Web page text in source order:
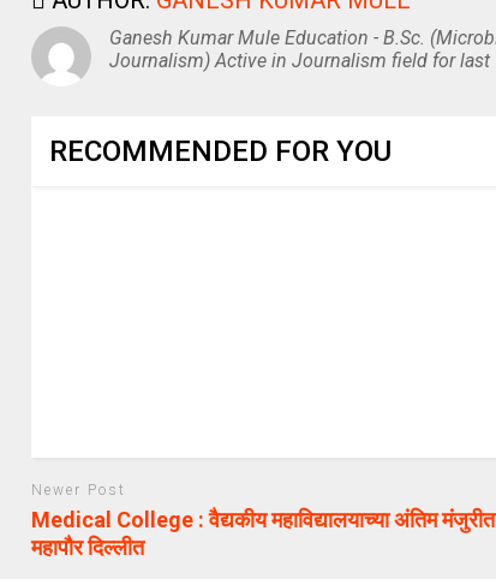
Ganesh Kumar Mule Education - B.Sc.
Journalism) Active in Journalism field for last
RECOMMENDED FOR YOU
Newer Post
Medical College : वैद्यकीय महाविद्यालयाच्या अंतिम
महापौर दिल्लीत